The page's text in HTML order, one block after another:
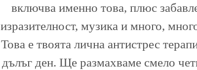
включва именно това, плюс
изразителност, музика и много,
Това е твоята лична антистрес
дълъг ден. Ще размахваме смело